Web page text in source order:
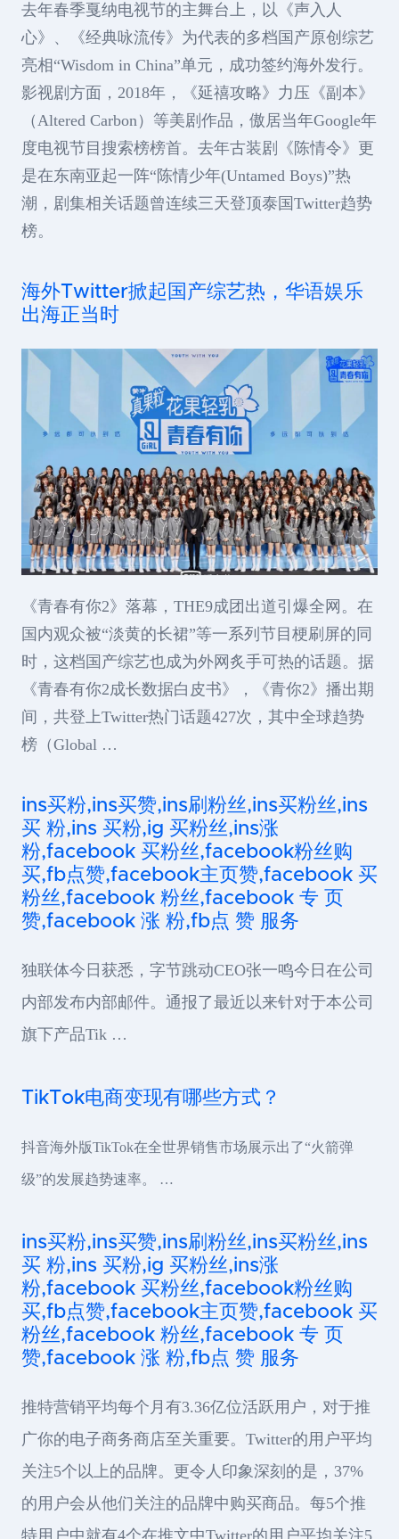
去年春季戛纳电视节的主舞台上，以《声入人
心》、《经典咏流传》为代表的多档国产原创综艺
亮相“Wisdom in China”单元，成功签约海外发行。
影视剧方面，2018年，《延禧攻略》力压《副本》
（Altered Carbon）等美剧作品，傲居当年Google年
度电视节目搜索榜榜首。去年古装剧《陈情令》更
是在东南亚起一阵“陈情少年(Untamed Boys)”热
潮，剧集相关话题曾连续三天登顶泰国Twitter趋势
榜。
海外Twitter掀起国产综艺热，华语娱乐
出海正当时
《青春有你2》落幕，THE9成团出道引爆全网。在
国内观众被“淡黄的长裙”等一系列节目梗刷屏的同
时，这档国产综艺也成为外网炙手可热的话题。据
《青春有你2成长数据白皮书》，《青你2》播出期
间，共登上Twitter热门话题427次，其中全球趋势
榜（Global …
ins买粉,ins买赞,ins刷粉丝,ins买粉丝,ins
买 粉,ins 买粉,ig 买粉丝,ins涨
粉,facebook 买粉丝,facebook粉丝购
买,fb点赞,facebook主页赞,facebook 买
粉丝,facebook 粉丝,facebook 专 页
赞,facebook 涨 粉,fb点 赞 服务
独联体今日获悉，字节跳动CEO张一鸣今日在公司
内部发布内部邮件。通报了最近以来针对于本公司
旗下产品Tik …
TikTok电商变现有哪些方式？
抖音海外版TikTok在全世界销售市场展示出了“火箭弹
级”的发展趋势速率。 …
ins买粉,ins买赞,ins刷粉丝,ins买粉丝,ins
买 粉,ins 买粉,ig 买粉丝,ins涨
粉,facebook 买粉丝,facebook粉丝购
买,fb点赞,facebook主页赞,facebook 买
粉丝,facebook 粉丝,facebook 专 页
赞,facebook 涨 粉,fb点 赞 服务
推特营销平均每个月有3.36亿位活跃用户，对于推
广你的电子商务商店至关重要。Twitter的用户平均
关注5个以上的品牌。更令人印象深刻的是，37%
的用户会从他们关注的品牌中购买商品。每5个推
特用户中就有4个在推文中Twitter的用户平均关注5